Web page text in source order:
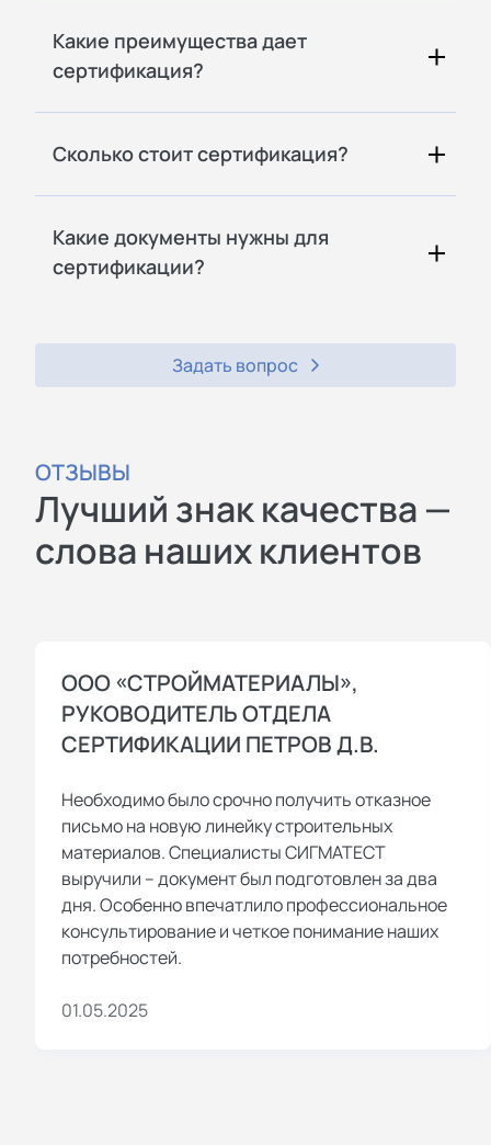
Какие преимущества дает
сертификация?
Сколько стоит сертификация?
Какие документы нужны для
сертификации?
Задать вопрос
ОТЗЫВЫ
Лучший знак качества —
слова наших клиентов
ООО «СТРОЙМАТЕРИАЛЫ»,
РУКОВОДИТЕЛЬ ОТДЕЛА
СЕРТИФИКАЦИИ ПЕТРОВ Д.В.
Необходимо было срочно получить отказное
письмо на новую линейку строительных
материалов. Специалисты СИГМАТЕСТ
выручили – документ был подготовлен за два
дня. Особенно впечатлило профессиональное
консультирование и четкое понимание наших
потребностей.
01.05.2025